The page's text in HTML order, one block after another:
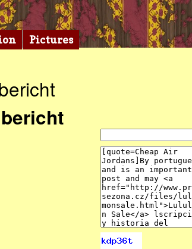
Pictures